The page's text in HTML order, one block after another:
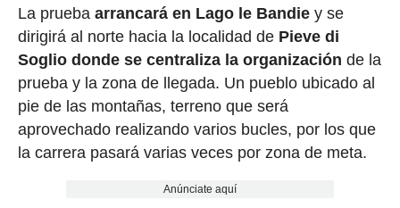
La prueba arrancará en Lago le Bandiey se
dirigirá al norte hacia la localidad dePieve di
Soglio donde se centraliza la organización de la
prueba y la zona de llegada. Un pueblo ubicado al
pie de las montañas, terreno que será
aprovechado realizando varios bucles, por los que
la carrera pasará varias veces por zona de meta.
Anúnciate aquí